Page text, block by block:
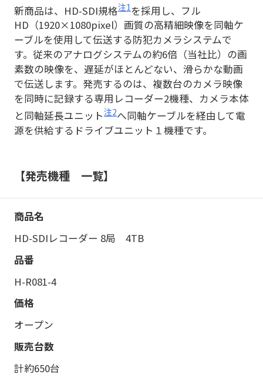
新商品は、HD-SDI規格注1を採用し、フル
HD（1920×1080pixel）画質の高精細映像を同軸ケ
ーブルを使用して伝送する防犯カメラシステムで
す。従来のアナログシステムの約6倍（当社比）の画
素数の映像を、遅延がほとんどない、滑らかな動画
で伝送します。発売するのは、複数台のカメラ映像
を同時に記録する専用レコーダー2機種、カメラ本体
と同軸延長ユニット注2へ同軸ケーブルを経由して電
源を供給するドライブユニット１機種です。
【発売機種 一覧】
HD-SDIレコーダー 8局 4TB
H-R081-4
オープン
計約650台